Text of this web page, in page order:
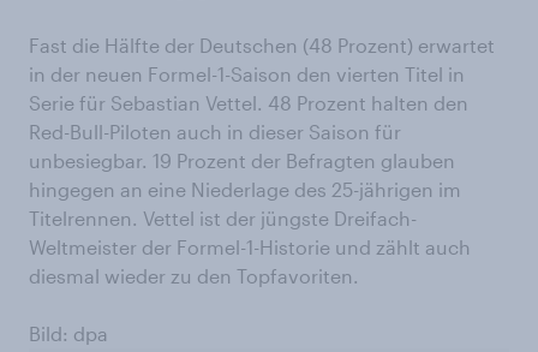
Fast die Hälfte der Deutschen (48 Prozent) erwartet
in der neuen Formel-1-Saison den vierten Titel in
Serie für Sebastian Vettel. 48 Prozent halten den
Red-Bull-Piloten auch in dieser Saison für
unbesiegbar. 19 Prozent der Befragten glauben
hingegen an eine Niederlage des 25-jährigen im
Titelrennen. Vettel ist der jüngste Dreifach-
Weltmeister der Formel-1-Historie und zählt auch
diesmal wieder zu den Topfavoriten.
Bild: dpa